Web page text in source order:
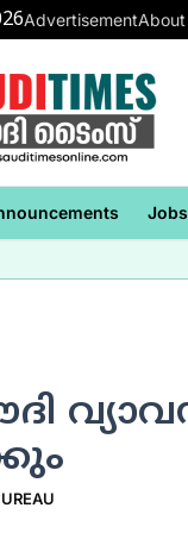
Advertisement
Jobs